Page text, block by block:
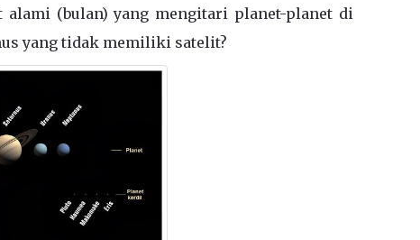
(bulan) yang mengitari planet-planet di
yang tidak memiliki satelit?